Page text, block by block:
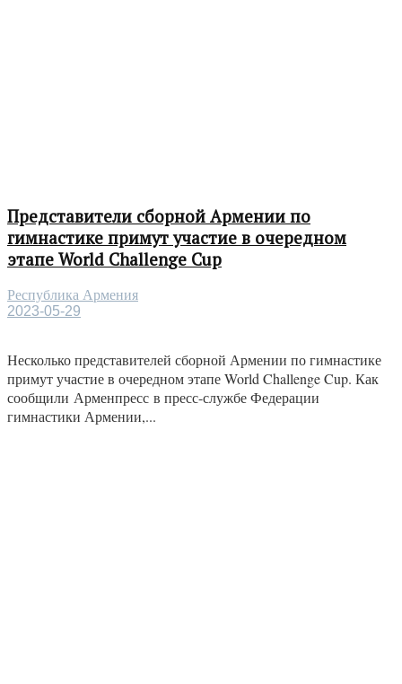
Представители сборной Армении по
гимнастике примут участие в очередном
этапе World Challenge Cup
Республика Армения
2023-05-29
Несколько представителей сборной Армении по гимнастике
примут участие в очередном этапе World Challenge Cup. Как
сообщили Арменпресс в пресс-службе Федерации
гимнастики Армении,...